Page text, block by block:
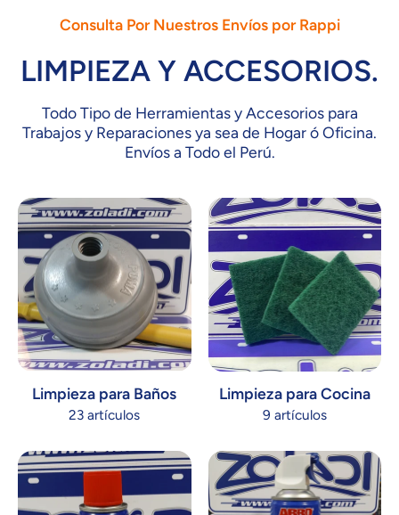
Consulta Por Nuestros Envíos por Rappi
LIMPIEZA Y ACCESORIOS.
Todo Tipo de Herramientas y Accesorios para
Trabajos y Reparaciones ya sea de Hogar ó Oficina.
Envíos a Todo el Perú.
Limpieza para Baños
23 artículos
Limpieza para Cocina
9 artículos